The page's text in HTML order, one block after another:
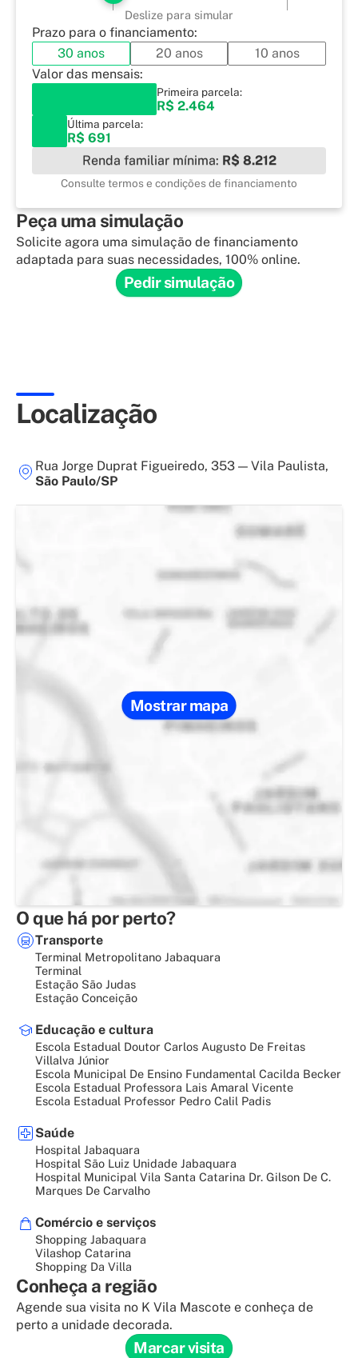
Deslize para simular
Prazo para o financiamento:
30 anos
20 anos
10 anos
Valor das mensais:
Primeira parcela:
R$ 2.464
Última parcela:
R$ 691
Renda familiar mínima: R$ 8.212
Consulte termos e condições de financiamento
Peça uma simulação
Solicite agora uma simulação de financiamento
adaptada para suas necessidades, 100% online.
Pedir simulação
Localização
Rua Jorge Duprat Figueiredo, 353 — Vila Paulista,
São Paulo/SP
Mostrar mapa
O que há por perto?
Transporte
Terminal Metropolitano Jabaquara
Terminal
Estação São Judas
Estação Conceição
Educação e cultura
Escola Estadual Doutor Carlos Augusto De Freitas
Villalva Júnior
Escola Municipal De Ensino Fundamental Cacilda Becker
Escola Estadual Professora Lais Amaral Vicente
Escola Estadual Professor Pedro Calil Padis
Saúde
Hospital Jabaquara
Hospital São Luiz Unidade Jabaquara
Hospital Municipal Vila Santa Catarina Dr. Gilson De C.
Marques De Carvalho
Comércio e serviços
Shopping Jabaquara
Vilashop Catarina
Shopping Da Villa
Conheça a região
Agende sua visita no K Vila Mascote e conheça de
perto a unidade decorada.
Marcar visita